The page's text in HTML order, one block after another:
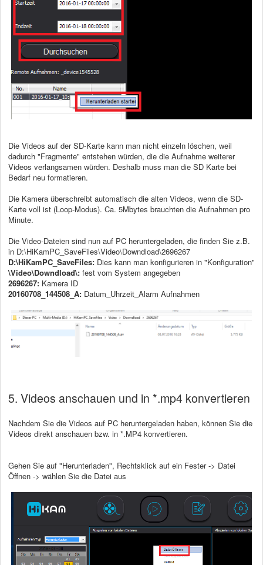
Die Videos auf der SD-Karte kann man nicht einzeln löschen, weil
dadurch "Fragmente" entstehen würden, die die Aufnahme weiterer
Videos verlangsamen würden. Deshalb muss man die SD Karte bei
Bedarf neu formatieren.
Die Kamera überschreibt automatisch die alten Videos, wenn die SD-
Karte voll ist (Loop-Modus). Ca. 5Mbytes brauchten die Aufnahmen pro
Minute.
Die Video-Dateien sind nun auf PC heruntergeladen, die finden Sie z.B.
in D:\HiKamPC_SaveFiles\Video\Downdload\2696267
D:\HiKamPC_SaveFiles: Dies kann man konfigurieren in "Konfiguration"
\Video\Downdload\: fest vom System angegeben
2696267: Kamera ID
20160708_144508_A: Datum_Uhrzeit_Alarm Aufnahmen
5. Videos anschauen und in *.mp4 konvertieren
Nachdem Sie die Videos auf PC heruntergeladen haben, können Sie die
Videos direkt anschauen bzw. in *.MP4 konvertieren.
Gehen Sie auf "Herunterladen", Rechtsklick auf ein Fester -> Datei
Öffnen -> wählen Sie die Datei aus